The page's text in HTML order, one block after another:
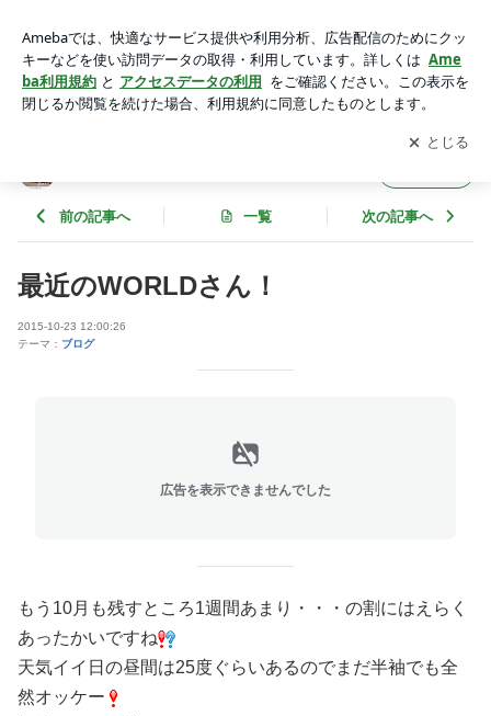
アプリをダウンロードして ブログの更新通知
を受け取りまし
ょう。
開く
前の記事へ 一覧 次の記事へ
最近のWORLDさん！
2015-10-23 12:00:26
テーマ： ブログ
広告を表示できませんでした
もう10月も残すところ1週間あまり・・・の割にはえらく
あったかいですね
天気イイ日の昼間は25度ぐらいあるのでまだ半袖でも全
然オッケー